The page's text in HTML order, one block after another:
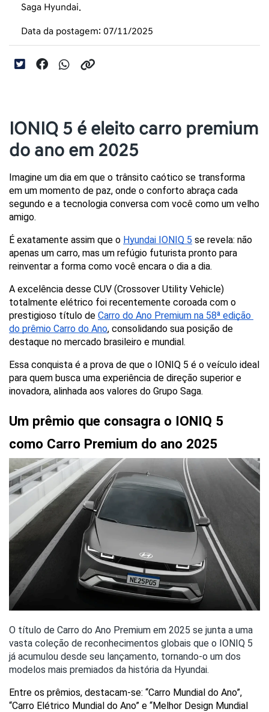
Saga Hyundai.
Data da postagem: 07/11/2025
IONIQ 5 é eleito carro premium
do ano em 2025
Imagine um dia em que o trânsito caótico se transforma
em um momento de paz, onde o conforto abraça cada
segundo e a tecnologia conversa com você como um velho
amigo.
É exatamente assim que o Hyundai IONIQ 5 se revela: não
apenas um carro, mas um refúgio futurista pronto para
reinventar a forma como você encara o dia a dia.
A excelência desse CUV (Crossover Utility Vehicle)
totalmente elétrico foi recentemente coroada com o
prestigioso título de Carro do Ano Premium na 58ª edição
do prêmio Carro do Ano, consolidando sua posição de
destaque no mercado brasileiro e mundial.
Essa conquista é a prova de que o IONIQ 5 é o veículo ideal
para quem busca uma experiência de direção superior e
inovadora, alinhada aos valores do Grupo Saga.
Um prêmio que consagra o IONIQ 5
como Carro Premium do ano 2025
O título de Carro do Ano Premium em 2025 se junta a uma
vasta coleção de reconhecimentos globais que o IONIQ 5
já acumulou desde seu lançamento, tornando-o um dos
modelos mais premiados da história da Hyundai.
Entre os prêmios, destacam-se: “Carro Mundial do Ano”,
“Carro Elétrico Mundial do Ano” e “Melhor Design Mundial